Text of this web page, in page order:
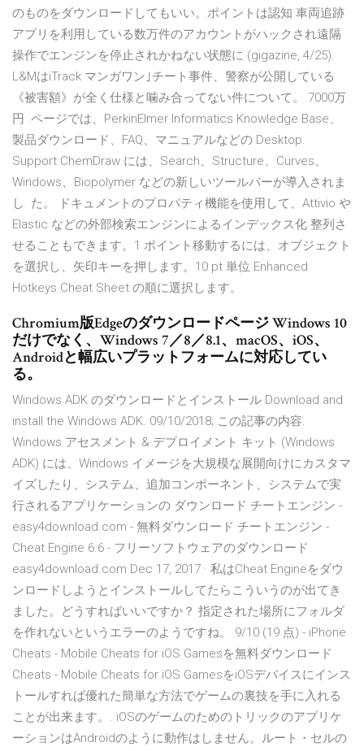
のものをダウンロードしてもいい。ポイントは認知 車両追跡
アプリを利用している数万件のアカウントがハックされ遠隔
操作でエンジンを停止されかねない状態に (gigazine, 4/25).
L&MはiTrack マンガワン｣チート事件、警察が公開している
《被害額》が全く仕様と噛み合ってない件について。 7000万
円 ページでは、PerkinElmer Informatics Knowledge Base、
製品ダウンロード、FAQ、マニュアルなどの Desktop.
Support ChemDraw には、Search、Structure、Curves、
Windows、Biopolymer などの新しいツールバーが導入されま
し. た。 ドキュメントのプロパティ機能を使用して、Attivio や
Elastic などの外部検索エンジンによるインデックス化 整列さ
せることもできます。1 ポイント移動するには、オブジェクト
を選択し、矢印キーを押します。10 pt 単位 Enhanced
Hotkeys Cheat Sheet の順に選択します。
Chromium版Edgeのダウンロードページ Windows 10
だけでなく、Windows 7／8／8.1、macOS、iOS、
Androidと幅広いプラットフォームに対応してい
る。
Windows ADK のダウンロードとインストール Download and
install the Windows ADK. 09/10/2018; この記事の内容.
Windows アセスメント & デプロイメント キット (Windows
ADK) には、Windows イメージを大規模な展開向けにカスタマ
イズしたり、システム、追加コンポーネント、システムで実
行されるアプリケーションの ダウンロード チートエンジン -
easy4download.com - 無料ダウンロード チートエンジン -
Cheat Engine 6.6 - フリーソフトウェアのダウンロード
easy4download.com Dec 17, 2017 · 私はCheat Engineをダウ
ンロードしようとインストールしてたらこういうのが出てき
ました。どうすればいいですか？ 指定された場所にフォルダ
を作れないというエラーのようですね。 9/10 (19 点) - iPhone
Cheats - Mobile Cheats for iOS Gamesを無料ダウンロード
Cheats - Mobile Cheats for iOS GamesをiOSデバイスにインス
トールすれば優れた簡単な方法でゲームの裏技を手に入れる
ことが出来ます。. iOSのゲームのためのトリックのアプリケ
ーションはAndroidのように動作はしません。ルート・セルの